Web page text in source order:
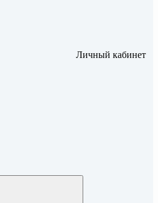
Личный кабинет